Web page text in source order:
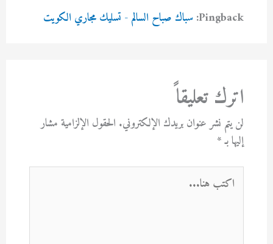
Pingback: سباك صباح السالم - تسليك مجاري الكويت
اترك تعليقاً
لن يتم نشر عنوان بريدك الإلكتروني. الحقول الإلزامية مشار
إليها بـ*
اكتب
هنا...